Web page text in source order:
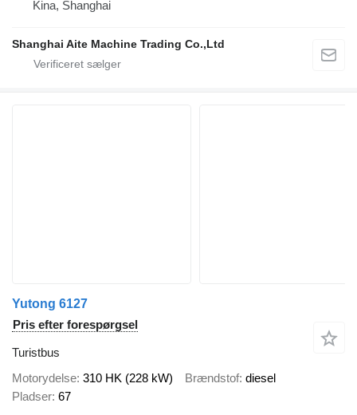
Kina, Shanghai
Shanghai Aite Machine Trading Co.,Ltd
Yutong 6127
Pris efter forespørgsel
Turistbus
Motorydelse 310 HK (228 kW) Brændstof diesel
Pladser 67